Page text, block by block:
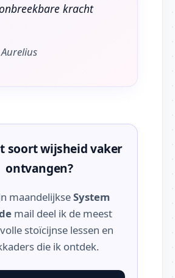
kracht
soort wijsheid vaker
ontvangen?
maandelijkseSystem
mail deel ik de meest
stoïcijnse lessen en
die ik ontdek.